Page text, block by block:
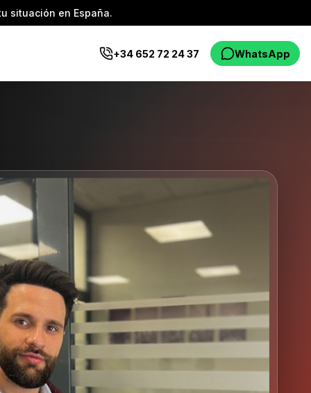
situación en España.
+34 652 72 24 37 WhatsApp